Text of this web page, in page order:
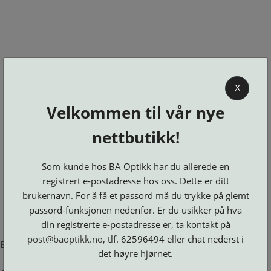
BA OPTIKK
KJØPSVILKÅR
OSS
BESTILL
DELER
LOGG INN
Brillerens
Brillesnorer
Clip-
on
Suncover
Etuier
Innfatninger
Lesebriller
Luper
og
Speil
Maskiner
Microkluter
Neseputer
Se alle kategorier
Error loading product page.
X
Velkommen til vår nye
nettbutikk!
Som kunde hos BA Optikk har du allerede en
registrert e-postadresse hos oss. Dette er ditt
brukernavn. For å få et passord må du trykke på glemt
passord-funksjonen nedenfor. Er du usikker på hva
din registrerte e-postadresse er, ta kontakt på
post@baoptikk.no, tlf. 62596494 eller chat nederst i
det høyre hjørnet.